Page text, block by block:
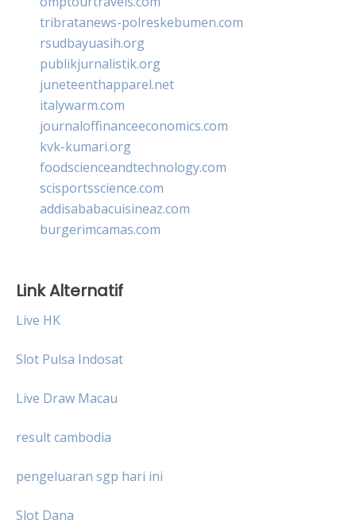
tribratanews-polreskebumen.com
rsudbayuasih.org
publikjurnalistik.org
juneteenthapparel.net
italywarm.com
journaloffinanceeconomics.com
kvk-kumari.org
foodscienceandtechnology.com
scisportsscience.com
addisababacuisineaz.com
burgerimcamas.com
Link Alternatif
Live HK
Slot Pulsa Indosat
Live Draw Macau
result cambodia
pengeluaran sgp hari ini
Slot Dana